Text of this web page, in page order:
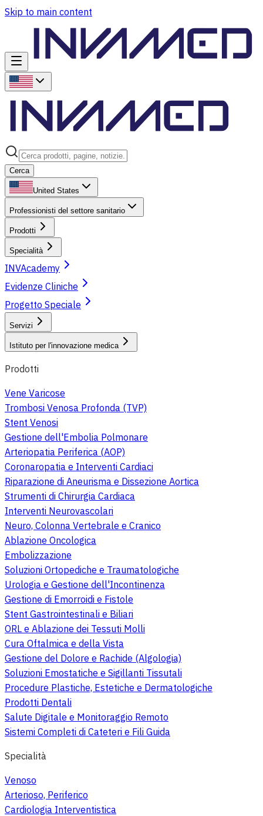
Skip to main content
Cerca
United States
Professionisti del settore sanitario
Prodotti
Specialità
INVAcademy
Evidenze Cliniche
Progetto Speciale
Servizi
Istituto per l'innovazione medica
Prodotti
Vene Varicose
Trombosi Venosa Profonda (TVP)
Stent Venosi
Gestione dell'Embolia Polmonare
Arteriopatia Periferica (AOP)
Coronaropatia e Interventi Cardiaci
Riparazione di Aneurisma e Dissezione Aortica
Strumenti di Chirurgia Cardiaca
Interventi Neurovascolari
Neuro, Colonna Vertebrale e Cranico
Ablazione Oncologica
Embolizzazione
Soluzioni Ortopediche e Traumatologiche
Urologia e Gestione dell'Incontinenza
Gestione di Emorroidi e Fistole
Stent Gastrointestinali e Biliari
ORL e Ablazione dei Tessuti Molli
Cura Oftalmica e della Vista
Gestione del Dolore e Rachide (Algologia)
Soluzioni Emostatiche e Sigillanti Tissutali
Procedure Plastiche, Estetiche e Dermatologiche
Prodotti Dentali
Salute Digitale e Monitoraggio Remoto
Sistemi Completi di Cateteri e Fili Guida
Specialità
Venoso
Arterioso, Periferico
Cardiologia Interventistica